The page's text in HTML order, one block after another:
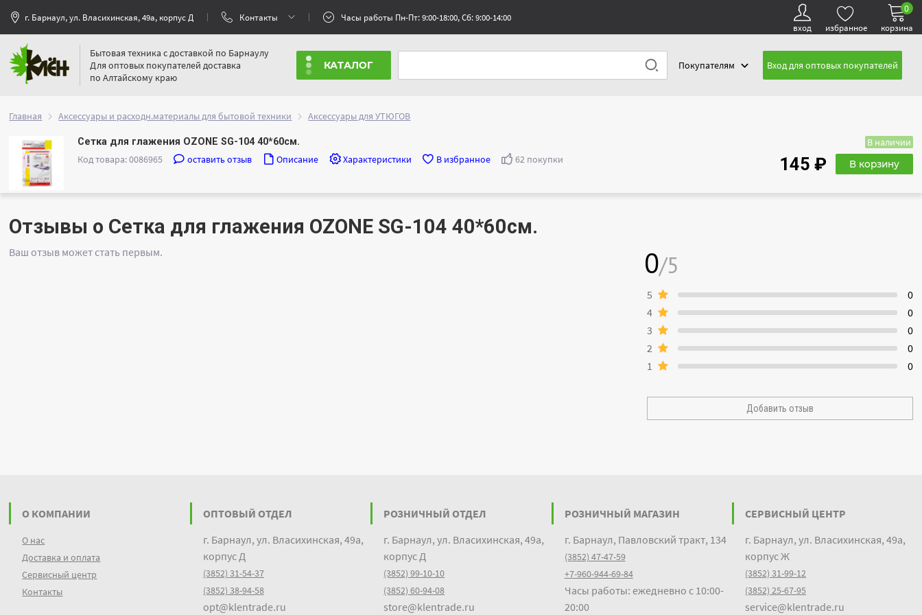
г. Барнаул, ул. Власихинская, 49а, корпус Д Контакты Часы работы Пн-Пт: 9:00-18:00, Сб: 9:00-14:00
вход избранное корзина
0
Бытовая техника с доставкой по Барнаулу
Для оптовых покупателей доставка
по Алтайскому краю
КАТАЛОГ Покупателям Вход для оптовых покупателей
Главная Аксессуары и расходн.материалы для бытовой техники Аксессуары для УТЮГОВ
Сетка для глажения OZONE SG-104 40*60см.
Код товара: 0086965 оставить отзыв Описание Характеристики В избранное 62 покупки
В наличии
145 ₽ В корзину
Отзывы о Сетка для глажения OZONE SG-104 40*60см.
Ваш отзыв может стать первым. 0/5
5
0
4
0
3
0
2
0
1
0
Добавить отзыв
О КОМПАНИИ
О нас
Доставка и оплата
Сервисный центр
Контакты
ОПТОВЫЙ ОТДЕЛ
г. Барнаул, ул. Власихинская, 49а,
корпус Д
(3852) 31-54-37
(3852) 38-94-58
opt@klentrade.ru
РОЗНИЧНЫЙ ОТДЕЛ
г. Барнаул, ул. Власихинская, 49а,
корпус Д
(3852) 99-10-10
(3852) 60-94-08
store@klentrade.ru
РОЗНИЧНЫЙ МАГАЗИН
г. Барнаул, Павловский тракт, 134
(3852) 47-47-59
+7-960-944-69-84
Часы работы: ежедневно с 10:00-
20:00
СЕРВИСНЫЙ ЦЕНТР
г. Барнаул, ул. Власихинская, 49а,
корпус Ж
(3852) 31-99-12
(3852) 25-67-95
service@klentrade.ru